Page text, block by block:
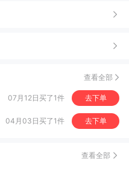
查看全部
去下单
07月12日买了1件 去下单
04月03日买了1件 去下单
查看全部